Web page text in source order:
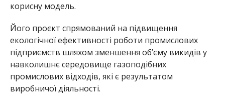
корисну модель.
Його проєкт спрямований на підвищення
екологічної ефективності роботи промислових
підприємств шляхом зменшення об’єму викидів у
навколишнє середовище газоподібних
промислових відходів, які є результатом
виробничої діяльності.